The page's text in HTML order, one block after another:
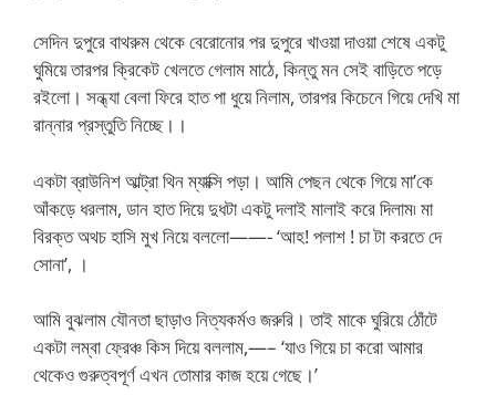
সেদিন দুপুরে বাথরুম থেকে বেরোনোর পর দুপুরে খাওয়া দাওয়া শেষে একটু
ঘুমিয়ে তারপর ক্রিকেট খেলতে গেলাম মাঠে, কিন্তু মন সেই বাড়িতে পড়ে
রইলো। সন্ধ্যা বেলা ফিরে হাত পা ধুয়ে নিলাম, তারপর কিচেনে গিয়ে দেখি মা
রান্নার প্রস্তুতি নিচ্ছে।।
একটা ব্রাউনিশ আল্ট্রা থিন ম্যাক্সি পড়া। আমি পেছন থেকে গিয়ে মা’কে
আঁকড়ে ধরলাম, ডান হাত দিয়ে দুধটা একটু দলাই মালাই করে দিলাম৷ মা
বিরক্ত অথচ হাসি মুখ নিয়ে বললো——- ‘আহ! পলাশ ! চা টা করতে দে
সোনা’, ।
আমি বুঝলাম যৌনতা ছাড়াও নিত্যকর্মও জরুরি। তাই মাকে ঘুরিয়ে ঠোঁটে
একটা লম্বা ফ্রেঞ্চ কিস দিয়ে বললাম,—– ‘যাও গিয়ে চা করো আমার
থেকেও গুরুত্বপূর্ণ এখন তোমার কাজ হয়ে গেছে।’